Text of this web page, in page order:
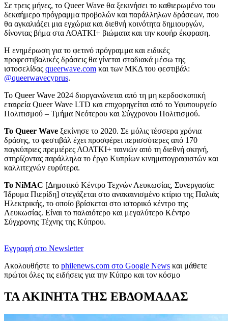
Σε τρεις μήνες, το Queer Wave θα ξεκινήσει το καθιερωμένο του
δεκαήμερο πρόγραμμα προβολών και παράλληλων δράσεων, που
θα αγκαλιάζει μια εγχώρια και διεθνή κοινότητα δημιουργών,
δίνοντας βήμα στα ΛΟΑΤΚΙ+ βιώματα και την κουήρ έκφραση.
Η ενημέρωση για το φετινό πρόγραμμα και ειδικές
προφεστιβαλικές δράσεις θα γίνεται σταδιακά μέσω της
ιστοσελίδας queerwave.com και των ΜΚΔ του φεστιβάλ:
@queerwavecyprus.
Το Queer Wave 2024 διοργανώνεται από τη μη κερδοσκοπική
εταιρεία Queer Wave LTD και επιχορηγείται από το Υφυπουργείο
Πολιτισμού – Τμήμα Νεότερου και Σύγχρονου Πολιτισμού.
Το Queer Wave ξεκίνησε το 2020. Σε μόλις τέσσερα χρόνια
δράσης, το φεστιβάλ έχει προσφέρει περισσότερες από 170
παγκύπριες πρεμιέρες ΛΟΑΤΚΙ+ ταινιών από τη διεθνή σκηνή,
στηρίζοντας παράλληλα το έργο Κυπρίων κινηματογραφιστών και
καλλιτεχνών ευρύτερα.
Το NiMAC [Δημοτικό Κέντρο Τεχνών Λευκωσίας, Συνεργασία:
Ίδρυμα Πιερίδη] στεγάζεται στο ανακαινισμένο κτίριο της Παλιάς
Ηλεκτρικής, το οποίο βρίσκεται στο ιστορικό κέντρο της
Λευκωσίας. Είναι το παλαιότερο και μεγαλύτερο Κέντρο
Σύγχρονης Τέχνης της Κύπρου.
Εγγραφή στο Newsletter
Ακολουθήστε το philenews.com στο Google News και μάθετε
πρώτοι όλες τις ειδήσεις για την Κύπρο και τον κόσμο
ΤΑ ΑΚΙΝΗΤΑ ΤΗΣ ΕΒΔΟΜΑΔΑΣ